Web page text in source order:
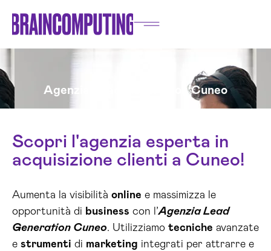
Agenzia Lead Generation Cuneo
Scopri l'agenzia esperta in
acquisizione clienti a Cuneo!
Aumenta la visibilità online e massimizza le
opportunità di business con l’Agenzia Lead
Generation Cuneo. Utilizziamo tecniche avanzate
e strumenti di marketing integrati per attrarre e